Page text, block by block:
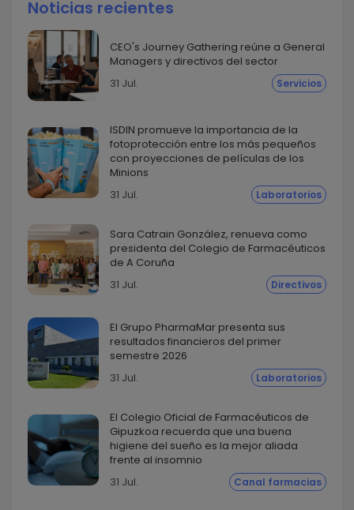
Noticias recientes
CEO's Journey Gathering reúne a General
Managers y directivos del sector
31 Jul.
Servicios
ISDIN promueve la importancia de la
fotoprotección entre los más pequeños
con proyecciones de películas de los
Minions
31 Jul.
Laboratorios
Sara Catrain González, renueva como
presidenta del Colegio de Farmacéuticos
de A Coruña
31 Jul.
Directivos
El Grupo PharmaMar presenta sus
resultados financieros del primer
semestre 2026
31 Jul.
Laboratorios
El Colegio Oficial de Farmacéuticos de
Gipuzkoa recuerda que una buena
higiene del sueño es la mejor aliada
frente al insomnio
31 Jul.
Canal farmacias